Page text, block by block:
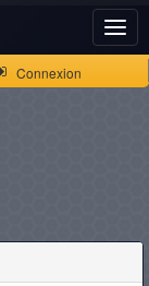
Connexion